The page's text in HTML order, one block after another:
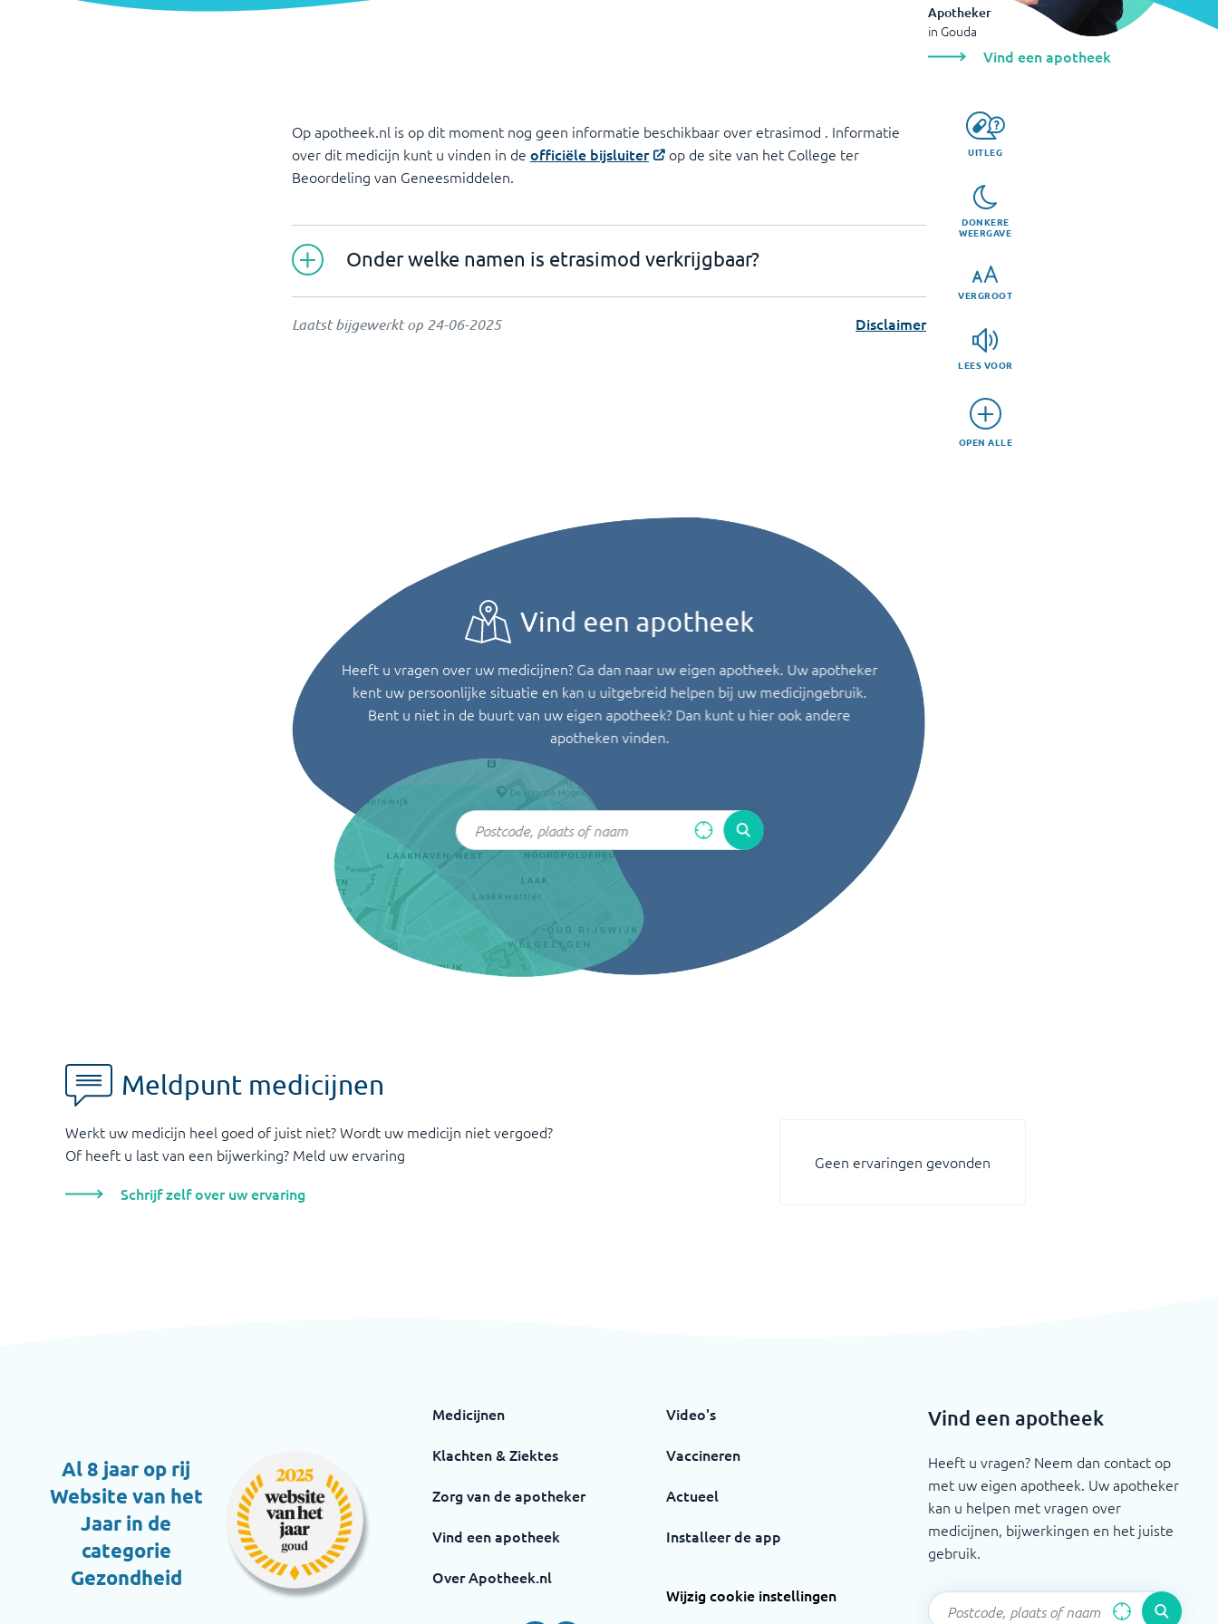
Apotheker
in Gouda
Vind een apotheek
UITLEG
DONKERE
WEERGAVE
VERGROOT
LEES VOOR
OPEN ALLE
Op apotheek.nl is op dit moment nog geen informatie beschikbaar over etrasimod . Informatie
over dit medicijn kunt u vinden in de officiële bijsluiter
op de site van het College ter
Beoordeling van Geneesmiddelen.
Onder welke namen is etrasimod verkrijgbaar?
Laatst bijgewerkt op 24-06-2025 Disclaimer
Vind een apotheek
Heeft u vragen over uw medicijnen? Ga dan naar uw eigen apotheek. Uw apotheker
kent uw persoonlijke situatie en kan u uitgebreid helpen bij uw medicijngebruik.
Bent u niet in de buurt van uw eigen apotheek? Dan kunt u hier ook andere
apotheken vinden.
Meldpunt medicijnen
Werkt uw medicijn heel goed of juist niet? Wordt uw medicijn niet vergoed?
Of heeft u last van een bijwerking? Meld uw ervaring
Schrijf zelf over uw ervaring
Geen ervaringen gevonden
Al 8 jaar op rij
Website van het
Jaar in de
categorie
Gezondheid
Medicijnen
Klachten & Ziektes
Zorg van de apotheker
Vind een apotheek
Over Apotheek.nl
Video's
Vaccineren
Actueel
Installeer de app
Wijzig cookie instellingen
Vind een apotheek
Heeft u vragen? Neem dan contact op
met uw eigen apotheek. Uw apotheker
kan u helpen met vragen over
medicijnen, bijwerkingen en het juiste
gebruik.